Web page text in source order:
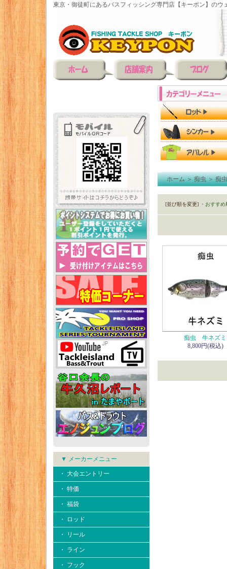
東京・御徒町にあるバスフィッシング専門店【キーポン】のウ
▼ メーカーメニュー
・ 大会エントリー
・ 特価
・ 福袋
・ ロッド
・ リール
・ ライン
・ フック
ホーム＞痴虫＞痴
[並び順を変更] ・おすすめ
痴虫 牛ネズミ
8,800円(税込)